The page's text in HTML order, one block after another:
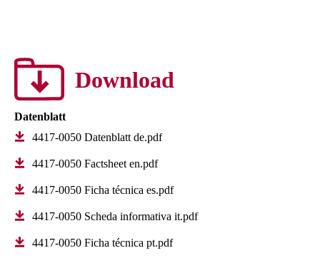
Download
Datenblatt
4417-0050 Datenblatt de.pdf
4417-0050 Factsheet en.pdf
4417-0050 Ficha técnica es.pdf
4417-0050 Scheda informativa it.pdf
4417-0050 Ficha técnica pt.pdf